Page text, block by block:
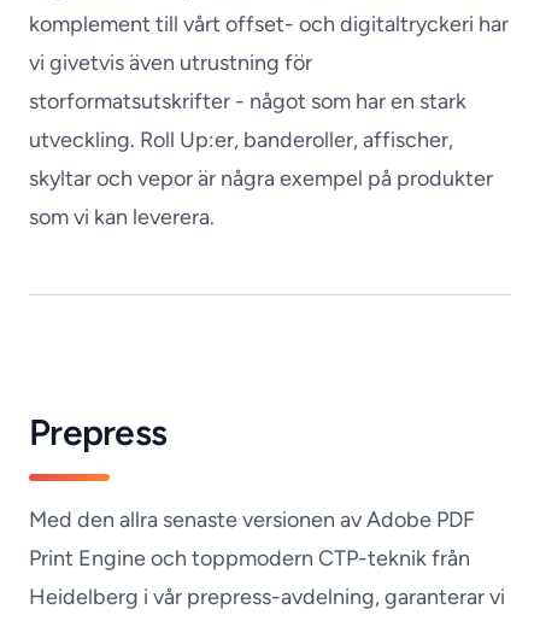
komplement till vårt offset- och digitaltryckeri har
vi givetvis även utrustning för
storformatsutskrifter - något som har en stark
utveckling. Roll Up:er, banderoller, affischer,
skyltar och vepor är några exempel på produkter
som vi kan leverera.
Prepress
Med den allra senaste versionen av Adobe PDF
Print Engine och toppmodern CTP-teknik från
Heidelberg i vår prepress-avdelning, garanterar vi